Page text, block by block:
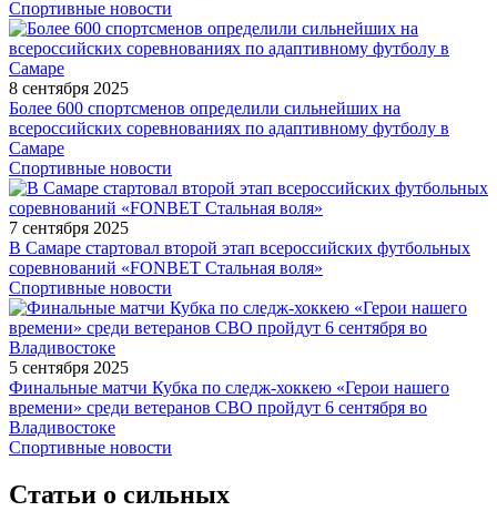
Спортивные новости
8 сентября 2025
Более 600 спортсменов определили сильнейших на
всероссийских соревнованиях по адаптивному футболу в
Самаре
Спортивные новости
7 сентября 2025
В Самаре стартовал второй этап всероссийских футбольных
соревнований «FONBET Стальная воля»
Спортивные новости
5 сентября 2025
Финальные матчи Кубка по следж-хоккею «Герои нашего
времени» среди ветеранов СВО пройдут 6 сентября во
Владивостоке
Спортивные новости
Статьи о сильных